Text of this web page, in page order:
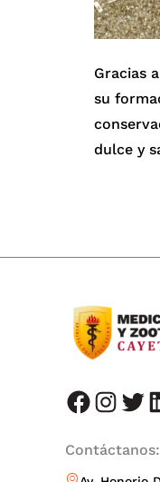
Gracias
su
dulce y
facebook instagram twitter LinkedIn
Contáctanos: